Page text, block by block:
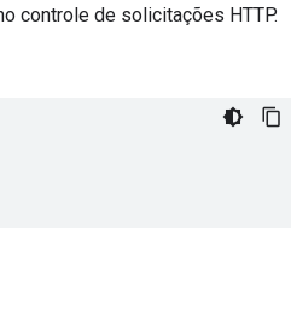
controle de solicitações HTTP.